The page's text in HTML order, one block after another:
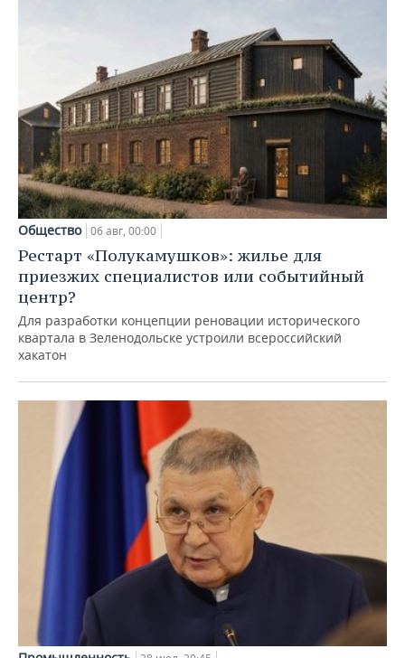
Общество 06 авг, 00:00
Рестарт «Полукамушков»: жилье для
приезжих специалистов или событийный
центр?
Для разработки концепции реновации исторического
квартала в Зеленодольске устроили всероссийский
хакатон